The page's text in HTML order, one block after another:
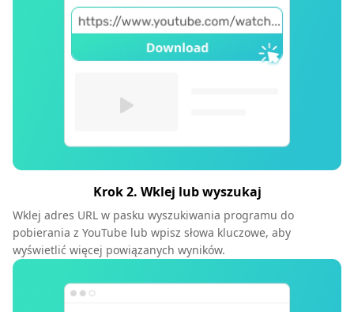
Krok 2. Wklej lub wyszukaj
Wklej adres URL w pasku wyszukiwania programu do
pobierania z YouTube lub wpisz słowa kluczowe, aby
wyświetlić więcej powiązanych wyników.